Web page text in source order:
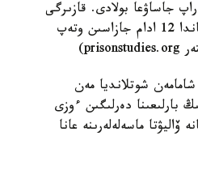
جاساۋعا بولادى. قازىرگى
تاڭدا فارەر ارالدارىنىڭ تۇرمەسىندە التى ادام وتىر. ول ەلدە 100 مىڭ ادامعا شاققاندا 12 ادام جازاسىن وتەپ
شوتلانديا مەن
بارلىعىنا دەرلىگىن ءوزى
ماسەلەلەرىنە عانا